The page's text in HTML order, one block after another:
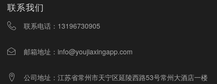
联系我们
联系电话： 13196730905
邮箱地址： info@youjiaxingapp.com
公司地址：江苏省常州市天宁区延陵西路53号常州大酒店一楼